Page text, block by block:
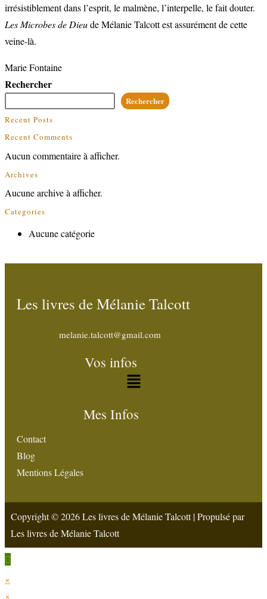
irrésistiblement dans l’esprit, le malmène, l’interpelle, le fait douter.
Les Microbes de Dieude Mélanie Talcott est assurément de cette
veine-là.
Marie Fontaine
Rechercher
Rechercher
Recent Posts
Recent Comments
Aucun commentaire à afficher.
Archives
Aucune archive à afficher.
Categories
Aucune catégorie
Les livres de Mélanie Talcott
melanie.talcott@gmail.com
Vos infos
Mes Infos
Contact
Blog
Mentions Légales
Copyright © 2026 Les livres de Mélanie Talcott | Propulsé par
Les livres de Mélanie Talcott
×
×